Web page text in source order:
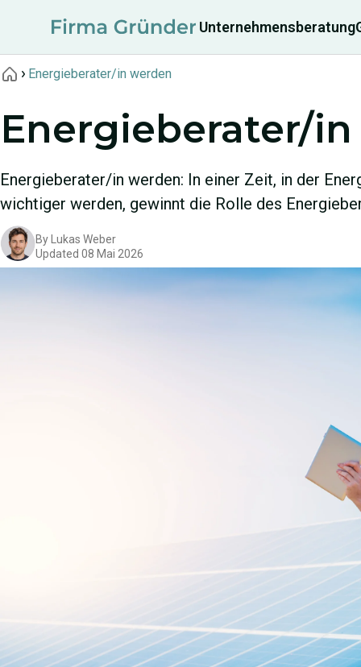
Unternehmensberatung
Energieberater/in werden
Energieberater/
Energieberater/in werden: In einer Zeit, in der
wichtiger werden, gewinnt die Rolle des
By
Lukas Weber
Updated 08 Mai 2026